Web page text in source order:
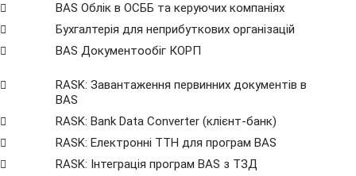
BAS Облік в ОСББ та керуючих компаніях
Бухгалтерія для неприбуткових організацій
BAS Документообіг КОРП
RASK: Завантаження первинних документів в
BAS
RASK: Bank Data Сonverter (клієнт-банк)
RASK: Електронні ТТН для програм BAS
RASK: Інтеграція програм BAS з ТЗД